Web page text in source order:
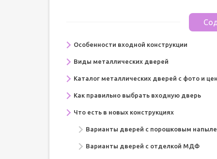
Особенности входной конструкции
Виды металлических дверей
Каталог металлических дверей с фото и
Как правильно выбрать входную дверь
Что есть в новых конструкциях
Варианты дверей с порошковым
Варианты дверей с отделкой МДФ